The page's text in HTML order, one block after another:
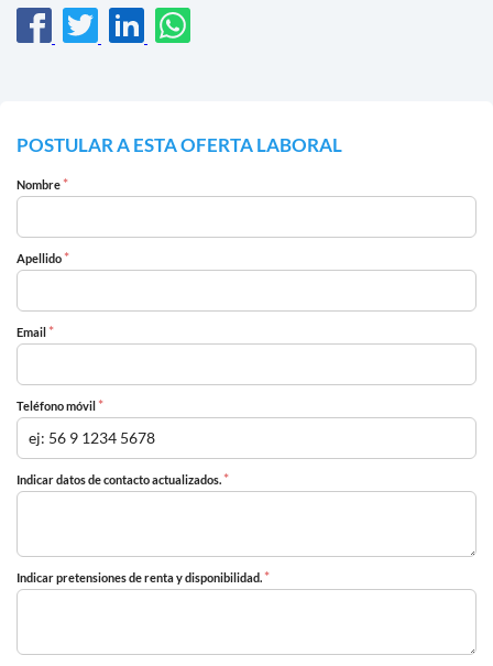
POSTULAR A ESTA OFERTA LABORAL
Nombre *
Apellido *
Email *
Teléfono móvil *
Indicar datos de contacto actualizados. *
Indicar pretensiones de renta y disponibilidad. *